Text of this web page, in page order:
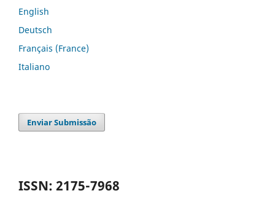
English
Deutsch
Français (France)
Italiano
Enviar Submissão
ISSN: 2175-7968